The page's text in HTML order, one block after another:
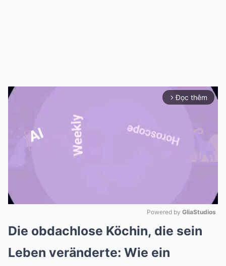
arrow_forward_ios Đọc thêm
Mute
Powered by GliaStudios
Die obdachlose Köchin, die sein
Leben veränderte: Wie ein